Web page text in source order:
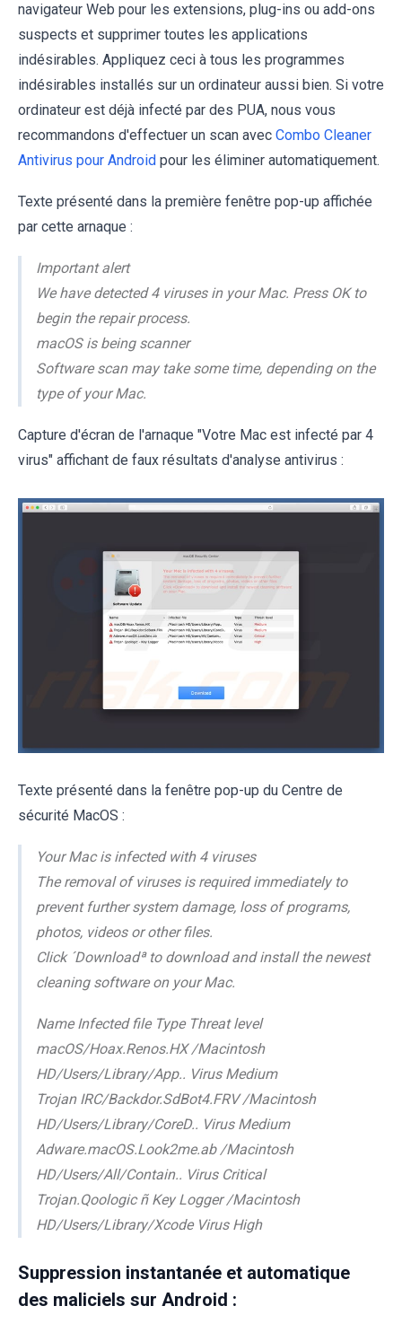
navigateur Web pour les extensions, plug-ins ou add-ons
suspects et supprimer toutes les applications
indésirables. Appliquez ceci à tous les programmes
indésirables installés sur un ordinateur aussi bien. Si votre
ordinateur est déjà infecté par des PUA, nous vous
recommandons d'effectuer un scan avec Combo Cleaner
Antivirus pour Android pour les éliminer automatiquement.
Texte présenté dans la première fenêtre pop-up affichée
par cette arnaque :
Important alert
We have detected 4 viruses in your Mac. Press OK to
begin the repair process.
macOS is being scanner
Software scan may take some time, depending on the
type of your Mac.
Capture d'écran de l'arnaque "Votre Mac est infecté par 4
virus" affichant de faux résultats d'analyse antivirus :
Texte présenté dans la fenêtre pop-up du Centre de
sécurité MacOS :
Your Mac is infected with 4 viruses
The removal of viruses is required immediately to
prevent further system damage, loss of programs,
photos, videos or other files.
Click ´Downloadª to download and install the newest
cleaning software on your Mac.
Name Infected file Type Threat level
macOS/Hoax.Renos.HX /Macintosh
HD/Users/Library/App.. Virus Medium
Trojan IRC/Backdor.SdBot4.FRV /Macintosh
HD/Users/Library/CoreD.. Virus Medium
Adware.macOS.Look2me.ab /Macintosh
HD/Users/All/Contain.. Virus Critical
Trojan.Qoologic ñ Key Logger /Macintosh
HD/Users/Library/Xcode Virus High
Suppression instantanée et automatique
des maliciels sur Android :